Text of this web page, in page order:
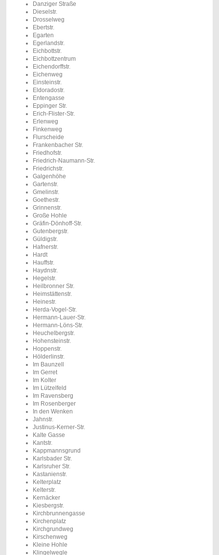
Danziger Straße
Dieselstr.
Drosselweg
Ebertstr.
Egarten
Egerlandstr.
Eichbottstr.
Eichbottzentrum
Eichendorffstr.
Eichenweg
Einsteinstr.
Eldoradostr.
Entengasse
Eppinger Str.
Erich-Flister-Str.
Erlenweg
Finkenweg
Flurscheide
Frankenbacher Str.
Friedhofstr.
Friedrich-Naumann-Str.
Friedrichstr.
Galgenhöhe
Gartenstr.
Gmelinstr.
Goethestr.
Grinnenstr.
Große Hohle
Gräfin-Dönhoff-Str.
Gutenbergstr.
Güldigstr.
Hafnerstr.
Hardt
Hauffstr.
Haydnstr.
Hegelstr.
Heilbronner Str.
Heimstättenstr.
Heinestr.
Herda-Vogel-Str.
Hermann-Lauer-Str.
Hermann-Löns-Str.
Heuchelbergstr.
Hohensteinstr.
Hoppenstr.
Hölderlinstr.
Im Baunzell
Im Gerret
Im Kolter
Im Lützelfeld
Im Ravensberg
Im Rosenberger
In den Wenken
Jahnstr.
Justinus-Kerner-Str.
Kalte Gasse
Kantstr.
Kappmannsgrund
Karlsbader Str.
Karlsruher Str.
Kastanienstr.
Kelterplatz
Kelterstr.
Kernäcker
Kiesbergstr.
Kirchbrunnengasse
Kirchenplatz
Kirchgrundweg
Kirschenweg
Kleine Hohle
Klingelwegle